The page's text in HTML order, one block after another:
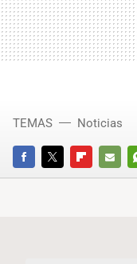
FACEBOOKTWITTERFLIPBOARD
E-
TEMAS Noticias